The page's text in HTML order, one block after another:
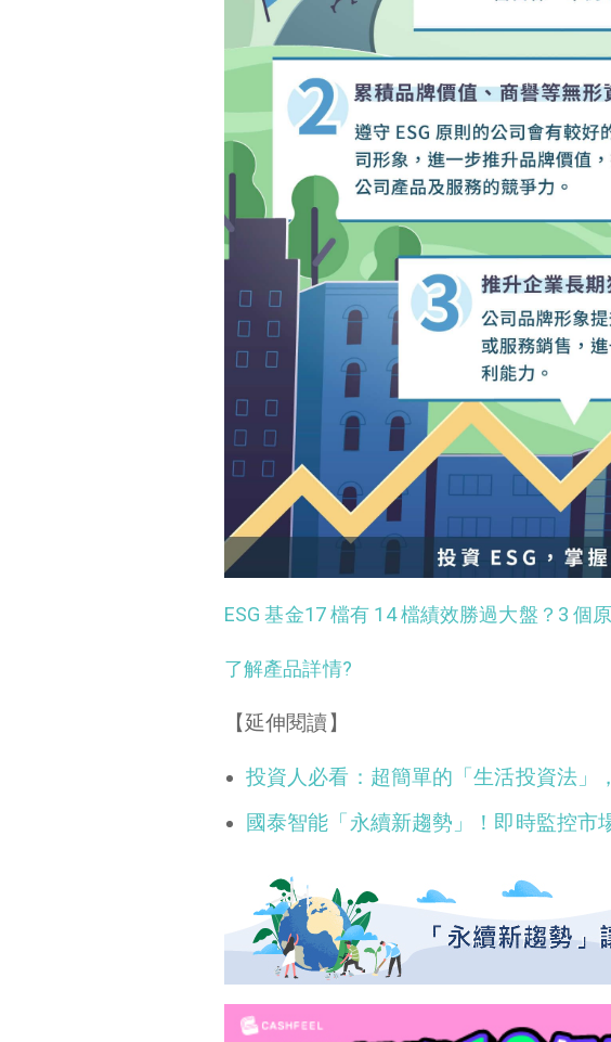
ESG 基金17 檔有 14 檔績效勝過大盤？3 個
了解產品詳情?
【延伸閱讀】
投資人必看：超簡單的「生活投資法」
國泰智能「永續新趨勢」！即時監控市